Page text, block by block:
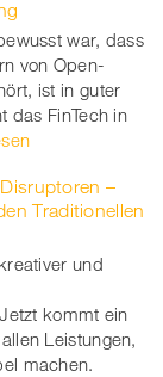
war, dass
von Open-
ist in guter
das FinTech in
–
Traditionellen
und
kommt ein
Leistungen,
machen.